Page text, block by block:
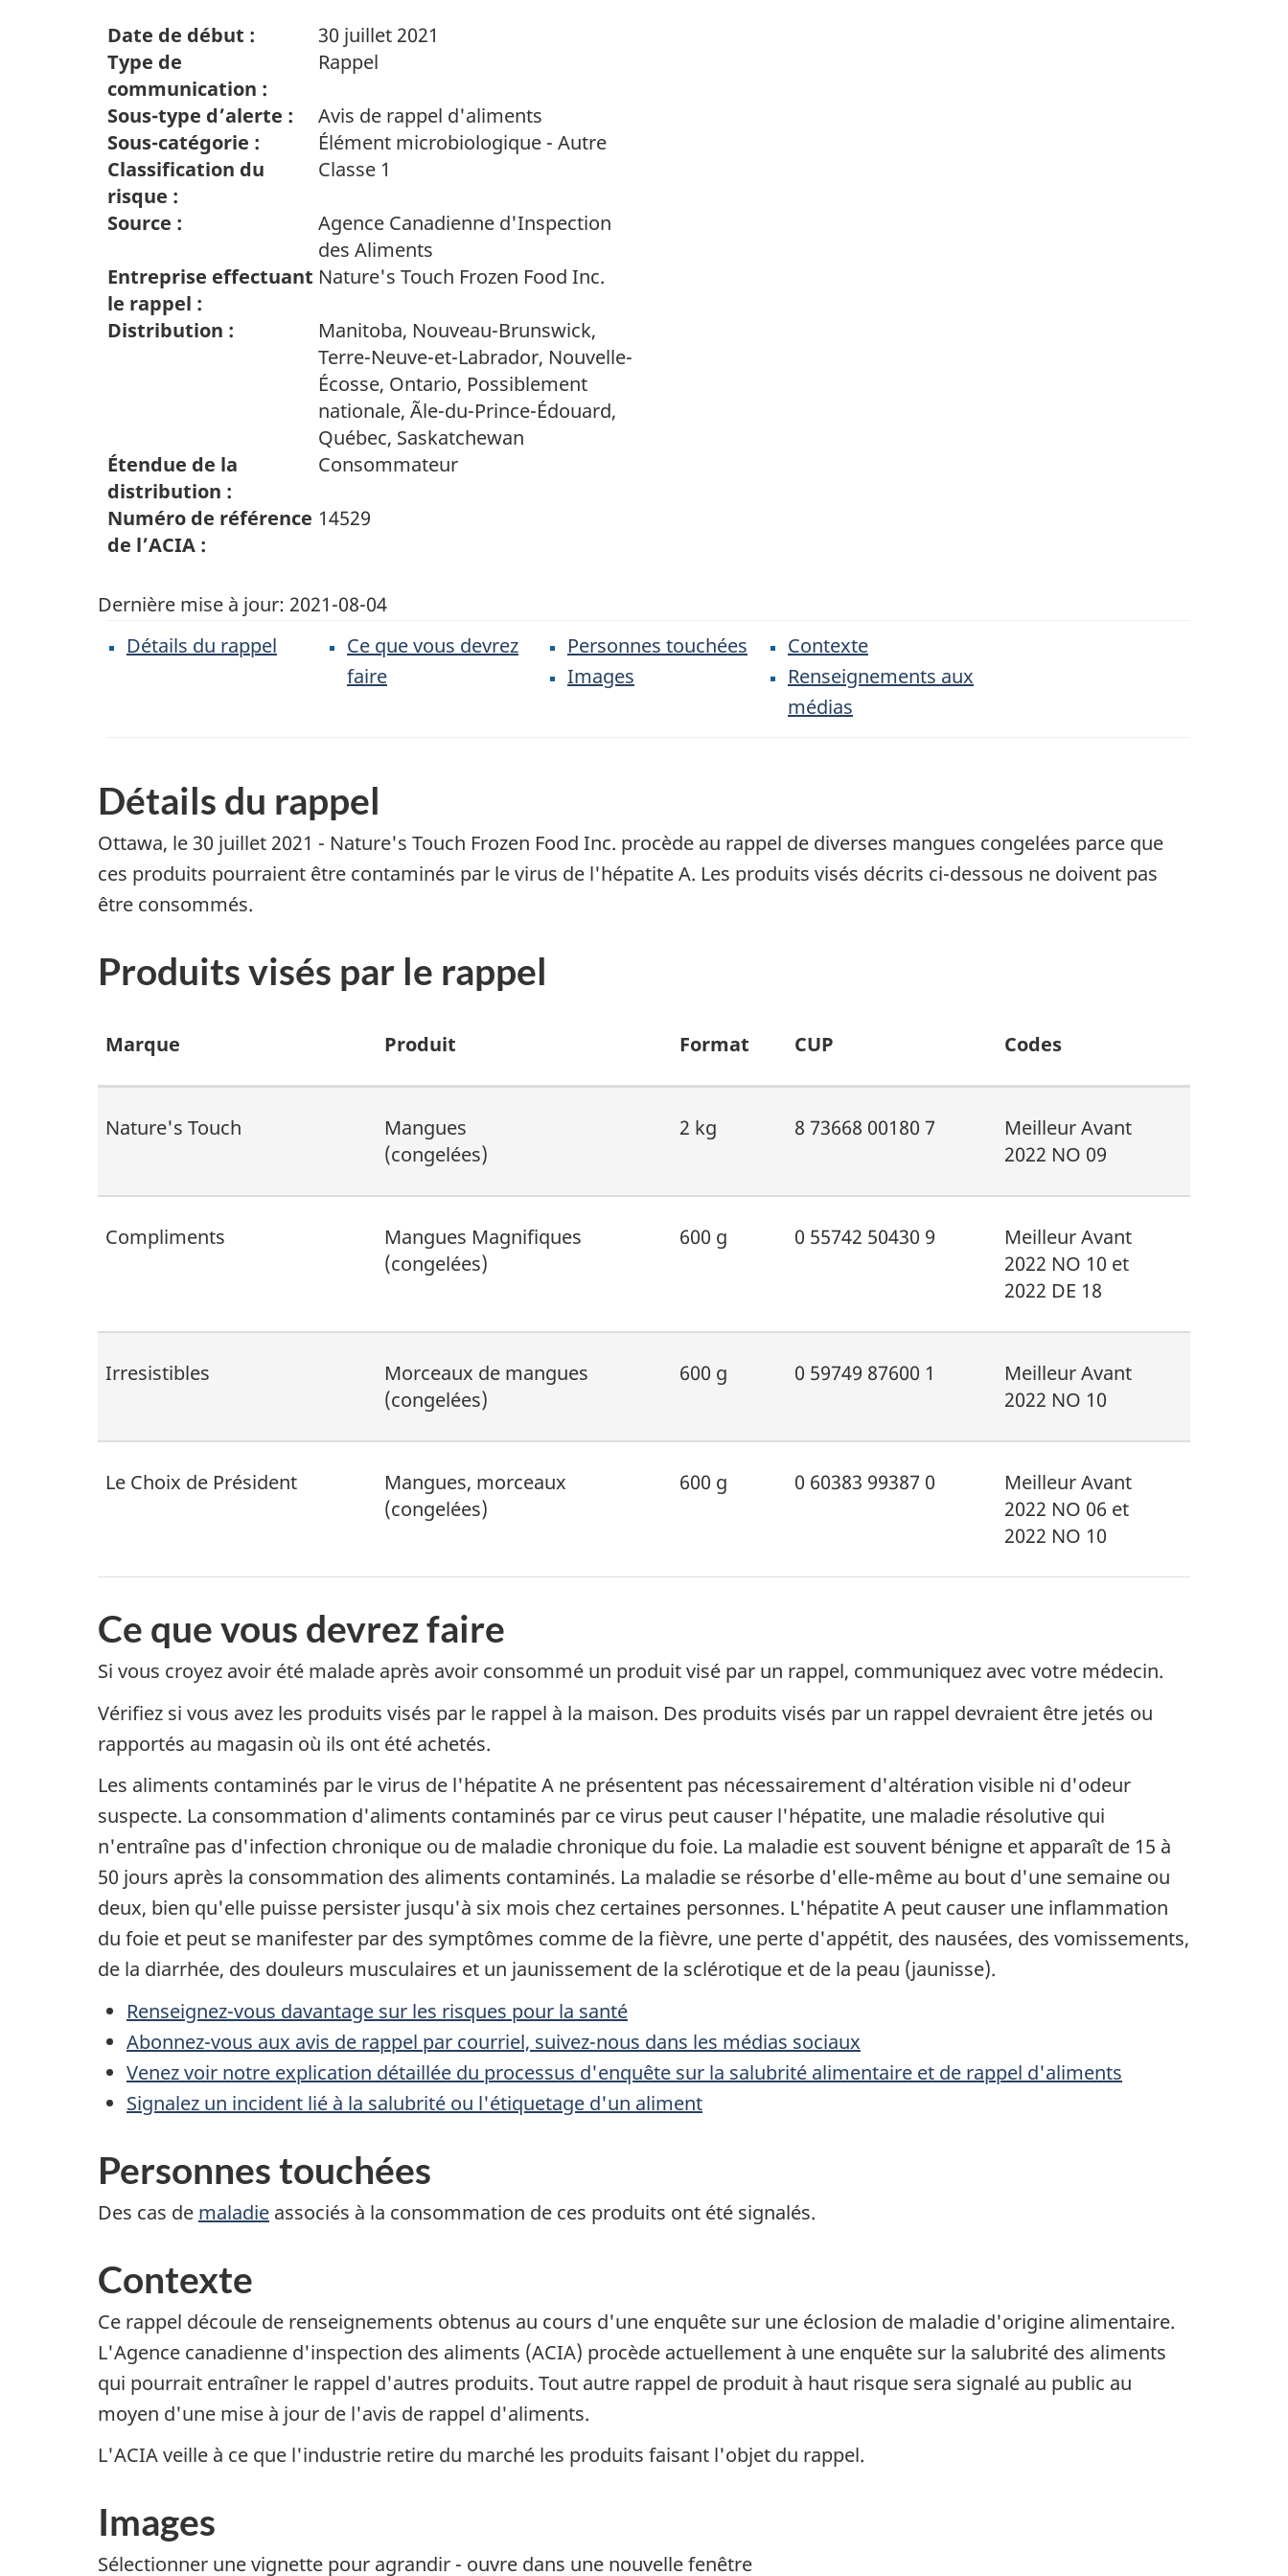
Date de début :
30 juillet 2021
Type de
communication :
Rappel
Sous-type d’alerte :
Avis de rappel d'aliments
Sous-catégorie :
Élément microbiologique - Autre
Classification du
risque :
Classe 1
Source :
Agence Canadienne d'Inspection
des Aliments
Entreprise effectuant
le rappel :
Nature's Touch Frozen Food Inc.
Distribution :
Manitoba, Nouveau-Brunswick,
Terre-Neuve-et-Labrador, Nouvelle-
Écosse, Ontario, Possiblement
nationale, Ãle-du-Prince-Édouard,
Québec, Saskatchewan
Étendue de la
distribution :
Consommateur
Numéro de référence
de l’ACIA :
14529
Dernière mise à jour: 2021-08-04
Détails du rappel
Ce que vous devrez
faire
Personnes touchées
Contexte
Images
Renseignements aux
médias
Détails du rappel
Ottawa, le 30 juillet 2021 - Nature's Touch Frozen Food Inc. procède au rappel de diverses mangues congelées parce que
ces produits pourraient être contaminés par le virus de l'hépatite A. Les produits visés décrits ci-dessous ne doivent pas
être consommés.
Produits visés par le rappel
Marque Produit Format CUP Codes
Nature's Touch
Mangues
(congelées)
2 kg 8 73668 00180 7
Meilleur Avant
2022 NO 09
Compliments
Mangues Magnifiques
(congelées)
600 g 0 55742 50430 9
Meilleur Avant
2022 NO 10 et
2022 DE 18
Irresistibles
Morceaux de mangues
(congelées)
600 g 0 59749 87600 1
Meilleur Avant
2022 NO 10
Le Choix de Président
Mangues, morceaux
(congelées)
600 g 0 60383 99387 0
Meilleur Avant
2022 NO 06 et
2022 NO 10
Ce que vous devrez faire
Si vous croyez avoir été malade après avoir consommé un produit visé par un rappel, communiquez avec votre médecin.
Vérifiez si vous avez les produits visés par le rappel à la maison. Des produits visés par un rappel devraient être jetés ou
rapportés au magasin où ils ont été achetés.
Les aliments contaminés par le virus de l'hépatite A ne présentent pas nécessairement d'altération visible ni d'odeur
suspecte. La consommation d'aliments contaminés par ce virus peut causer l'hépatite, une maladie résolutive qui
n'entraîne pas d'infection chronique ou de maladie chronique du foie. La maladie est souvent bénigne et apparaît de 15 à
50 jours après la consommation des aliments contaminés. La maladie se résorbe d'elle-même au bout d'une semaine ou
deux, bien qu'elle puisse persister jusqu'à six mois chez certaines personnes. L'hépatite A peut causer une inflammation
du foie et peut se manifester par des symptômes comme de la fièvre, une perte d'appétit, des nausées, des vomissements,
de la diarrhée, des douleurs musculaires et un jaunissement de la sclérotique et de la peau (jaunisse).
Renseignez-vous davantage sur les risques pour la santé
Abonnez-vous aux avis de rappel par courriel, suivez-nous dans les médias sociaux
Venez voir notre explication détaillée du processus d'enquête sur la salubrité alimentaire et de rappel d'aliments
Signalez un incident lié à la salubrité ou l'étiquetage d'un aliment
Personnes touchées
Des cas de maladie associés à la consommation de ces produits ont été signalés.
Contexte
Ce rappel découle de renseignements obtenus au cours d'une enquête sur une éclosion de maladie d'origine alimentaire.
L'Agence canadienne d'inspection des aliments (ACIA) procède actuellement à une enquête sur la salubrité des aliments
qui pourrait entraîner le rappel d'autres produits. Tout autre rappel de produit à haut risque sera signalé au public au
moyen d'une mise à jour de l'avis de rappel d'aliments.
L'ACIA veille à ce que l'industrie retire du marché les produits faisant l'objet du rappel.
Images
Sélectionner une vignette pour agrandir - ouvre dans une nouvelle fenêtre